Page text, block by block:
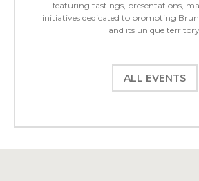
featuring tastings, presentations,
initiatives dedicated to promoting
and its unique
ALL EVENTS